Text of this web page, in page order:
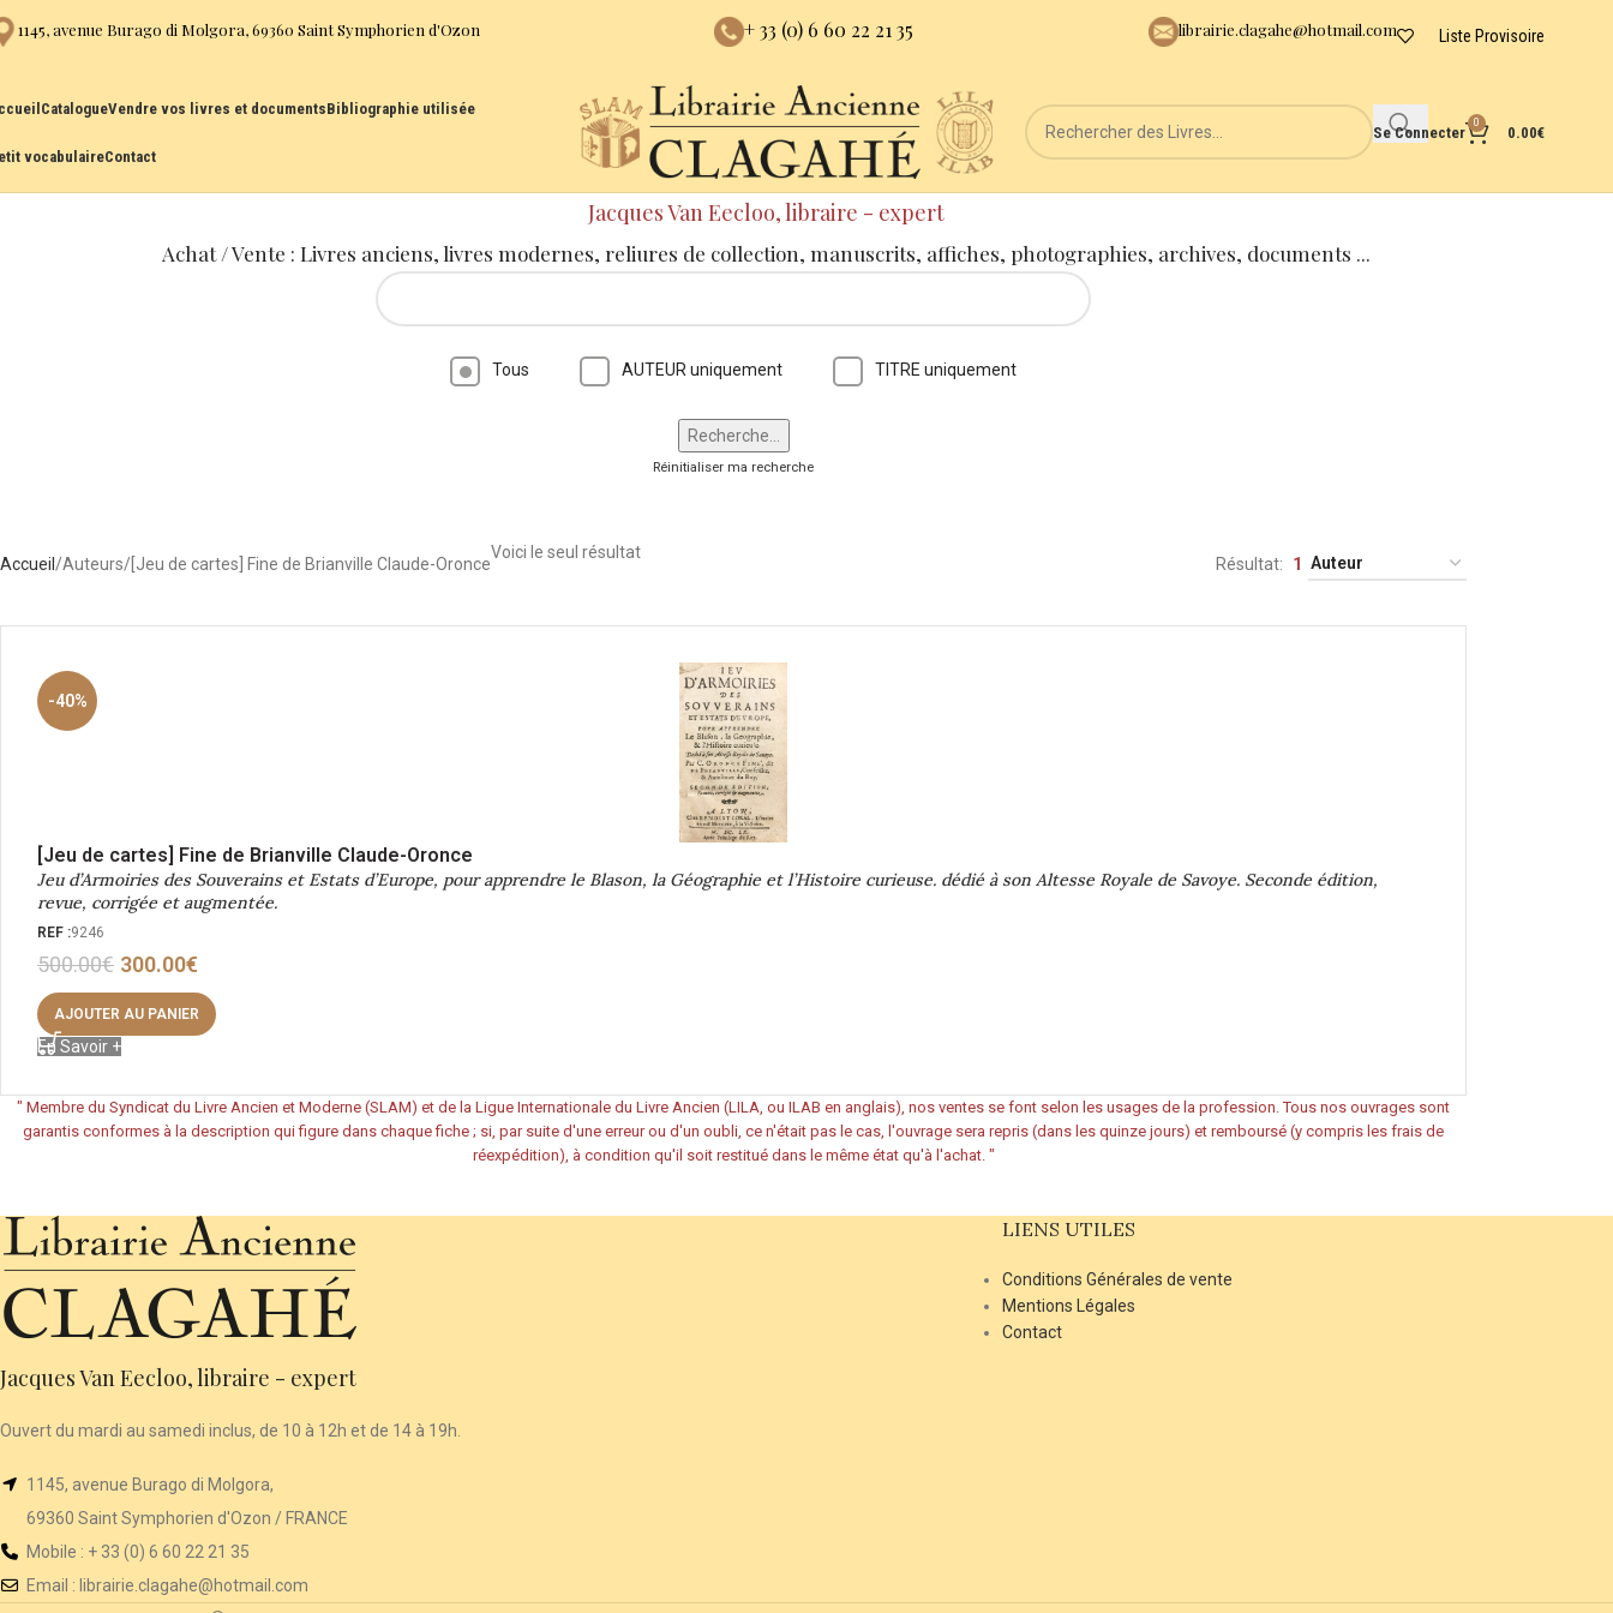
1145, avenue Burago di Molgora, 69360 Saint Symphorien d'Ozon + 33 (0) 6 60 22 21 35 librairie.clagahe@hotmail.com Liste Provisoire
CatalogueVendre vos livres et documentsBibliographie utilisée
vocabulaireContact
Se Connecter
0
0.00€
Jacques Van Eecloo, libraire - expert
Achat / Vente : Livres anciens, livres modernes, reliures de collection, manuscrits, affiches, photographies, archives, documents ...
Tous AUTEUR uniquement TITRE uniquement
Réinitialiser ma recherche
Accueil Auteurs [Jeu de cartes] Fine de Brianville Claude-Oronce
Voici le seul résultat
Résultat 1
-40%
[Jeu de cartes] Fine de Brianville Claude-Oronce
Jeu d’Armoiries des Souverains et Estats d’Europe, pour apprendre le Blason, la Géographie et l’Histoire curieuse. dédié à son Altesse Royale de Savoye. Seconde édition,
revue, corrigée et augmentée.
REF :9246
500.00€ 300.00€
AJOUTER AU PANIER
En Savoir +
" Membre du Syndicat du Livre Ancien et Moderne (SLAM) et de la Ligue Internationale du Livre Ancien (LILA, ou ILAB en anglais), nos ventes se font selon les usages de la profession. Tous nos ouvrages sont
garantis conformes à la description qui figure dans chaque fiche ; si, par suite d'une erreur ou d'un oubli, ce n'était pas le cas, l'ouvrage sera repris (dans les quinze jours) et remboursé (y compris les frais de
réexpédition), à condition qu'il soit restitué dans le même état qu'à l'achat. "
Jacques Van Eecloo, libraire - expert
Ouvert du mardi au samedi inclus, de 10 à 12h et de 14 à 19h.
1145, avenue Burago di Molgora,
69360 Saint Symphorien d'Ozon / FRANCE
Mobile : + 33 (0) 6 60 22 21 35
Email : librairie .clagahe@hotmail.com
LIENS UTILES
Conditions Générales de vente
Mentions Légales
Contact